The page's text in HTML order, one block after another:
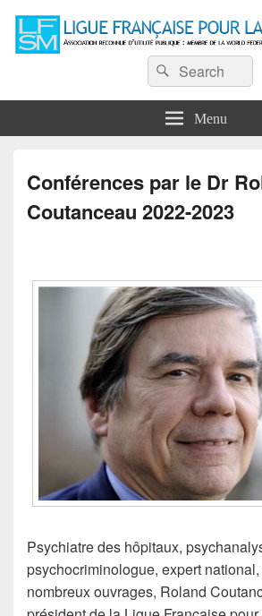
Ligue Française
Mentale
Association reconnue d'utilité publique :
Mental Health
Recherche :
Rechercher
Menu
Conférences par le Dr
Coutanceau 2022-2023
Psychiatre des hôpitaux,
psychocriminologue, expert
nombreux ouvrages, Roland